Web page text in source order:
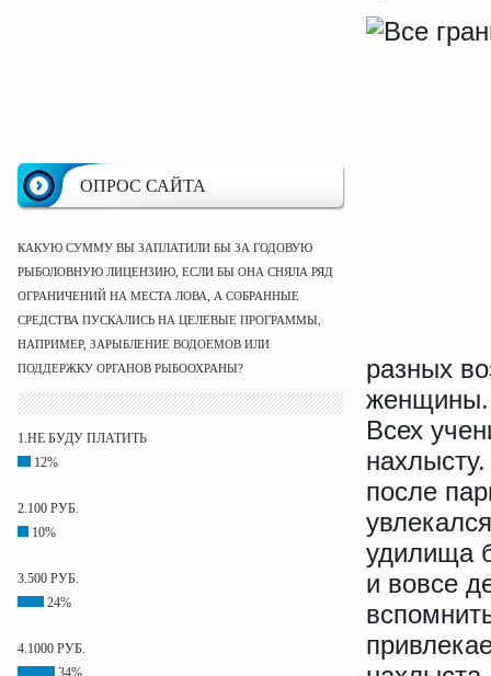
ОПРОС САЙТА
КАКУЮ СУММУ ВЫ ЗАПЛАТИЛИ БЫ ЗА ГОДОВУЮ
РЫБОЛОВНУЮ ЛИЦЕНЗИЮ, ЕСЛИ БЫ ОНА СНЯЛА РЯД
ОГРАНИЧЕНИЙ НА МЕСТА ЛОВА, А СОБРАННЫЕ
СРЕДСТВА ПУСКАЛИСЬ НА ЦЕЛЕВЫЕ ПРОГРАММЫ,
НАПРИМЕР, ЗАРЫБЛЕНИЕ ВОДОЕМОВ ИЛИ
ПОДДЕРЖКУ ОРГАНОВ РЫБООХРАНЫ?
1.НЕ БУДУ ПЛАТИТЬ
12%
2.100 РУБ.
10%
3.500 РУБ.
24%
4.1000 РУБ.
34%
разных
женщины.
Всех
после
удилища
и вовсе